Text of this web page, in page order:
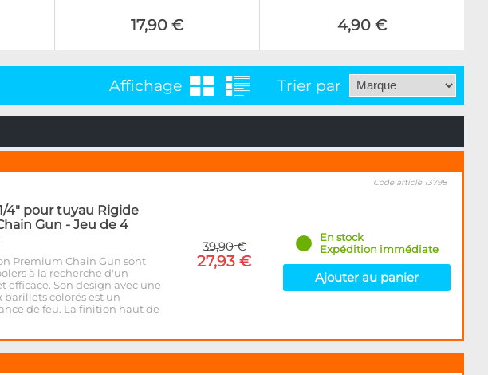
17,90 € 4,90 €
Affichage Trier par
4" pour tuyau Rigide
Gun - Jeu de 4
Premium Chain Gun sont
à la recherche d'un
efficace. Son design avec une
barillets colorés est un
de feu. La finition haut de
39,90 €
27,93 €
Code article 13798
En stock
Expédition immédiate
Ajouter au panier